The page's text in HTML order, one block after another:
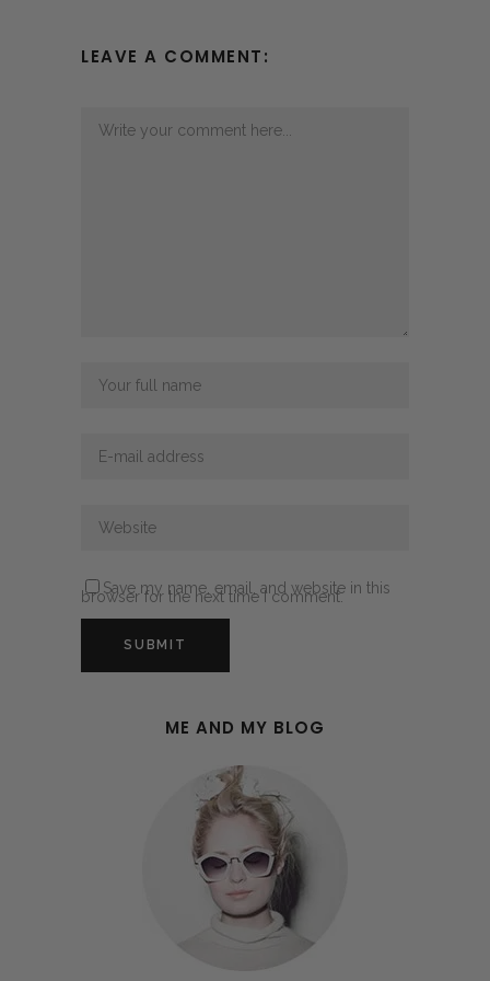
LEAVE A COMMENT:
Save my name, email, and website in this
browser for the next time I comment.
ME AND MY BLOG